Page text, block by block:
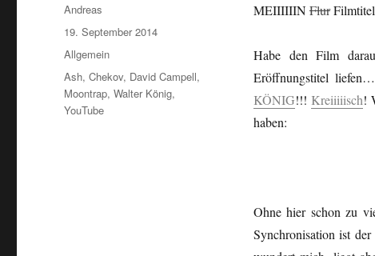
MEIIIIIINFlur
Habe den Film
Eröffnungstitel
KÖNIG!!! Kreiiiiisch!
haben:
Ohne hier schon zu
Synchronisation ist
Autor
Andreas
Veröffentlicht
am
19. September 2014
Kategorien
Allgemein
Schlagwörter
Ash,Chekov, David Campell,
Moontrap,Walter König,
YouTube